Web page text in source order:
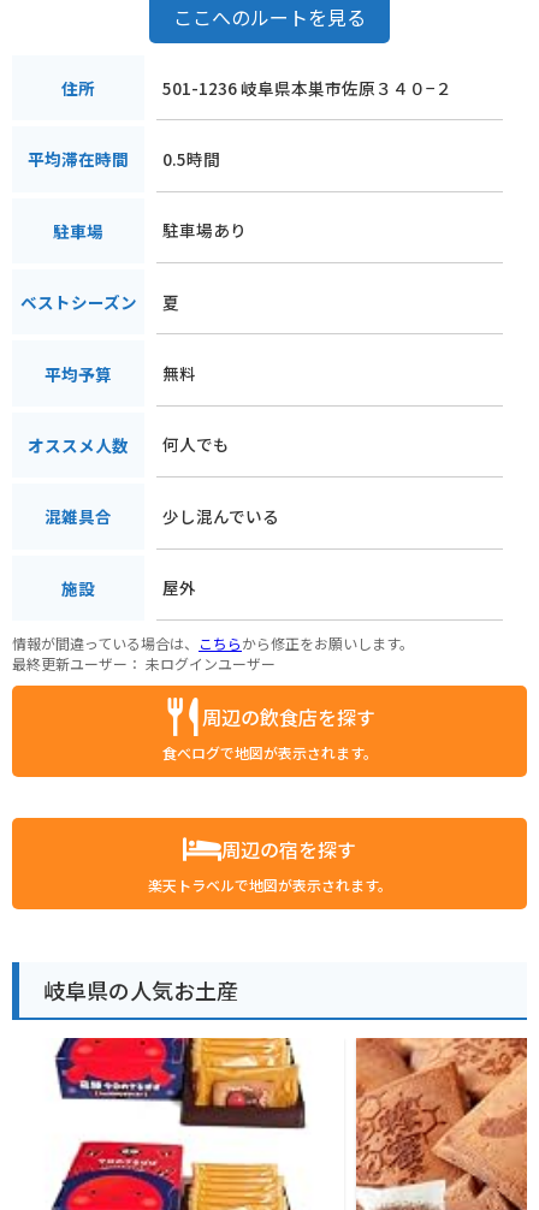
ここへのルートを見る
住所 501-1236 岐阜県本巣市佐原３４０−２
平均滞在時間 0.5時間
駐車場 駐車場あり
ベストシーズン 夏
平均予算 無料
オススメ人数 何人でも
混雑具合 少し混んでいる
施設 屋外
情報が間違っている場合は、 こちらから修正をお願いします。
最終更新ユーザー： 未ログインユーザー
周辺の飲食店を探す
食べログで地図が表示されます。
周辺の宿を探す
楽天トラベルで地図が表示されます。
岐阜県の人気お土産